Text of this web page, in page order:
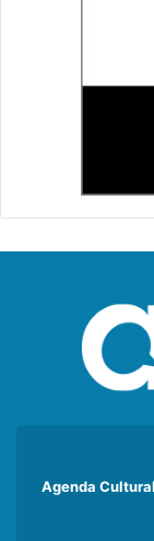
Agenda Cultural